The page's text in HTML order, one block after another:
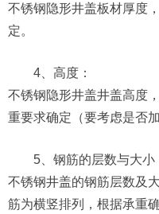
不锈钢隐形井盖板材厚度
定。
4、高度：
不锈钢隐形井盖井盖高度
重要求确定（要考虑是否加
5、钢筋的层数与大小
不锈钢井盖的钢筋层数及
筋为横竖排列，根据承重